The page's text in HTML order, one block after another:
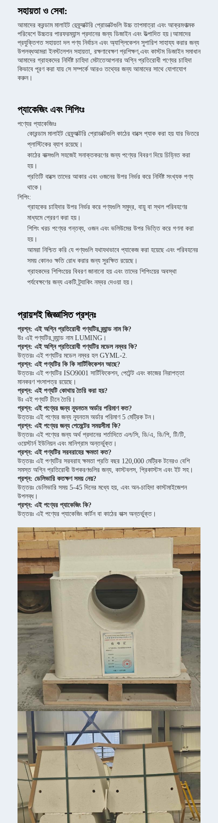
সহায়তা ও সেবা:
আমাদের করন্ডাম মালাইট রেফ্র্যাক্টরি প্রোডাক্টগুলি উচ্চ তাপমাত্রা এবং আক্রমণাত্মক
পরিবেশে উচ্চতর পারফরম্যান্স প্রদানের জন্য ডিজাইন এবং উত্পাদিত হয়।আমাদের
প্রযুক্তিগত সহায়তা দল পণ্য নির্বাচন এবং অ্যাপ্লিকেশন সুপারিশ সাহায্য করার জন্য
উপলব্ধআমরা ইনস্টলেশন সহায়তা, রক্ষণাবেক্ষণ প্রশিক্ষণ,এবং কাস্টম ডিজাইন সমাধান
আমাদের গ্রাহকদের নির্দিষ্ট চাহিদা মেটাতেআপনার অগ্নি প্রতিরোধী পণ্যের চাহিদা
কিভাবে পূরণ করা যায় সে সম্পর্কে আরও তথ্যের জন্য আমাদের সাথে যোগাযোগ
করুন।
প্যাকেজিং এবং শিপিংঃ
পণ্যের প্যাকেজিংঃ
কোরন্ডাম মালাইট রেফ্র্যাক্টরি প্রোডাক্টগুলি কাঠের বাক্সে প্যাক করা হয় যার ভিতরে
প্লাস্টিকের ব্যাগ রয়েছে।
কাঠের বাক্সগুলি সহজেই সনাক্তকরণের জন্য পণ্যের বিবরণ দিয়ে চিহ্নিত করা
হয়।
প্রতিটি বাক্সে তাদের আকার এবং ওজনের উপর নির্ভর করে নির্দিষ্ট সংখ্যক পণ্য
থাকে।
শিপিং:
গ্রাহকের চাহিদার উপর নির্ভর করে পণ্যগুলি সমুদ্র, বায়ু বা স্থল পরিবহণের
মাধ্যমে প্রেরণ করা হয়।
শিপিং খরচ পণ্যের গন্তব্য, ওজন এবং ভলিউমের উপর ভিত্তি করে গণনা করা
হয়।
আমরা নিশ্চিত করি যে পণ্যগুলি যথাযথভাবে প্যাকেজ করা হয়েছে এবং পরিবহনের
সময় কোনও ক্ষতি রোধ করার জন্য সুরক্ষিত রয়েছে।
গ্রাহকদের শিপিংয়ের বিবরণ জানানো হয় এবং তাদের শিপিংয়ের অবস্থা
পর্যবেক্ষণের জন্য একটি ট্র্যাকিং নম্বর দেওয়া হয়।
প্রায়শই জিজ্ঞাসিত প্রশ্নঃ
প্রশ্ন: এই অগ্নি প্রতিরোধী পণ্যটির ব্র্যান্ড নাম কি?
উঃ এই পণ্যটির ব্র্যান্ড নাম LUMING।
প্রশ্ন: এই অগ্নি প্রতিরোধী পণ্যটির মডেল নম্বর কি?
উত্তরঃ এই পণ্যটির মডেল নম্বর হল GYML-2.
প্রশ্ন: এই পণ্যটির কি কি সার্টিফিকেশন আছে?
উত্তরঃ এই পণ্যটির ISO9001 সার্টিফিকেশন, পেটেন্ট এবং কাজের নিরাপত্তা
মানকরণ শংসাপত্র রয়েছে।
প্রশ্ন: এই পণ্যটি কোথায় তৈরি করা হয়?
উঃ এই পণ্যটি চীনে তৈরি।
প্রশ্ন: এই পণ্যের জন্য ন্যূনতম অর্ডার পরিমাণ কত?
উত্তরঃ এই পণ্যের জন্য ন্যূনতম অর্ডার পরিমাণ 5 মেট্রিক টন।
প্রশ্ন: এই পণ্যের জন্য পেমেন্টের সময়সীমা কি?
উত্তরঃ এই পণ্যের জন্য অর্থ প্রদানের শর্তাদিতে এল/সি, ডি/এ, ডি/পি, টি/টি,
ওয়েস্টার্ন ইউনিয়ন এবং মানিগ্রাম অন্তর্ভুক্ত।
প্রশ্ন: এই পণ্যটির সরবরাহের ক্ষমতা কত?
উত্তরঃ এই পণ্যটির সরবরাহ ক্ষমতা প্রতি বছর 120,000 মেট্রিক টনেরও বেশি
সমস্ত অগ্নি প্রতিরোধী উপকরণগুলির জন্য, কাস্টবলস, প্রিকাস্টস এবং ইট সহ।
প্রশ্ন: ডেলিভারি কতক্ষণ সময় নেয়?
উত্তরঃ ডেলিভারি সময় 5-45 দিনের মধ্যে হয়, এবং অন-চাহিদা কাস্টমাইজেশন
উপলব্ধ।
প্রশ্ন: এই পণ্যের প্যাকেজিং কি?
উত্তরঃ এই পণ্যের প্যাকেজিং কার্টন বা কাঠের বাক্স অন্তর্ভুক্ত।